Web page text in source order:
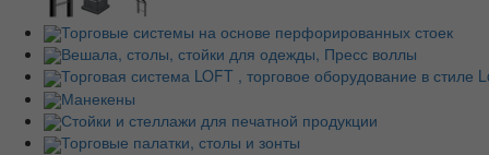
Торговые системы на основе перфорированных стоек
Вешала, столы, стойки для одежды, Пресс воллы
Торговая система LOFT , торговое оборудование в стиле
Манекены
Стойки и стеллажи для печатной продукции
Торговые палатки, столы и зонты